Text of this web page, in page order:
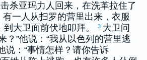
击杀亚玛力 人回来，在洗革拉住了
有一人从扫罗的营里出来，衣服
到 大卫面前伏地叩拜。 3 大卫问
？”他说：“我从以色列 的营里逃
说：“事情怎样？请你告诉